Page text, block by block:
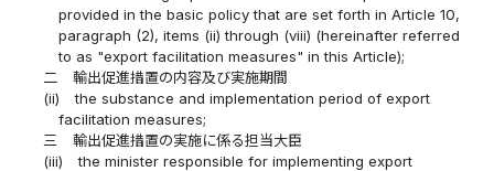
provided in the basic policy that are set forth in Article 10,
paragraph (2), items (ii) through (viii) (hereinafter referred
to as "export facilitation measures" in this Article);
二
輸出促進措置の内容及び実施期間
(ii)
the substance and implementation period of export
facilitation measures;
三
輸出促進措置の実施に係る担当大臣
(iii)
the minister responsible for implementing export